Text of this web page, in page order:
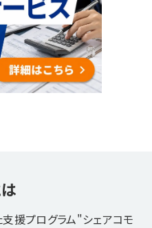
援プログラム"シェアコモ